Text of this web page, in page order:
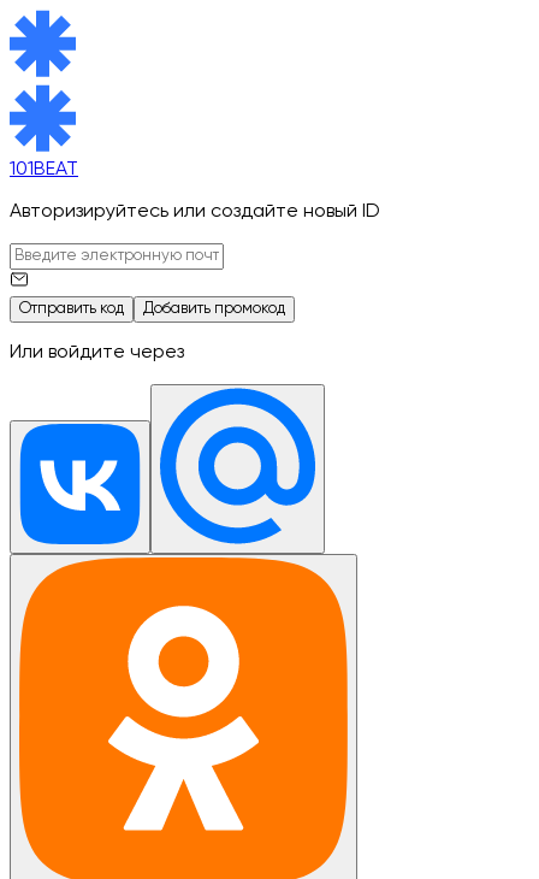
101BEAT
Авторизируйтесь или создайте новый ID
Отправить код Добавить промокод
Или войдите через